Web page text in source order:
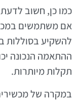
כמו כן, חשוב
אם משתמשים
להשקיע בסוללות
ההתאמה הנכונה
תקלות מיותרות.
במקרה של